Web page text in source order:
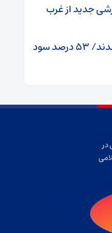
جدید از غرب
دارندگان این رمزارز پولدار شدند/ ۵۳ درصد سود
در